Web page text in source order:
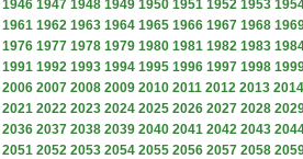
1946 1947 1948 1949 1950 1951 1952 1953
1961 1962 1963 1964 1965 1966 1967 1968
1976 1977 1978 1979 1980 1981 1982 1983
1991 1992 1993 1994 1995 1996 1997 1998
2006 2007 2008 2009 2010 2011 2012 2013 2014
2021 2022 2023 2024 2025 2026 2027 2028
2036 2037 2038 2039 2040 2041 2042 2043
2051 2052 2053 2054 2055 2056 2057 2058